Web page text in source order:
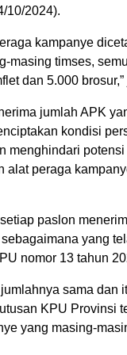
10/2024).
kampanye
masing timses,
dan 5.000
jumlah APK
kondisi
menghindari
alat peraga
paslon
yang
nomor 13 tahun
sama dan
KPU Provinsi
yang masing-